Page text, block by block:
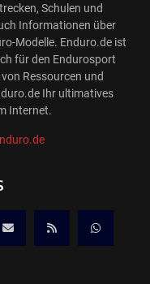
Schulen und
Informationen über
Modelle. Enduro.de ist
für den Endurosport
Ressourcen und
Ihr ultimatives
Internet.